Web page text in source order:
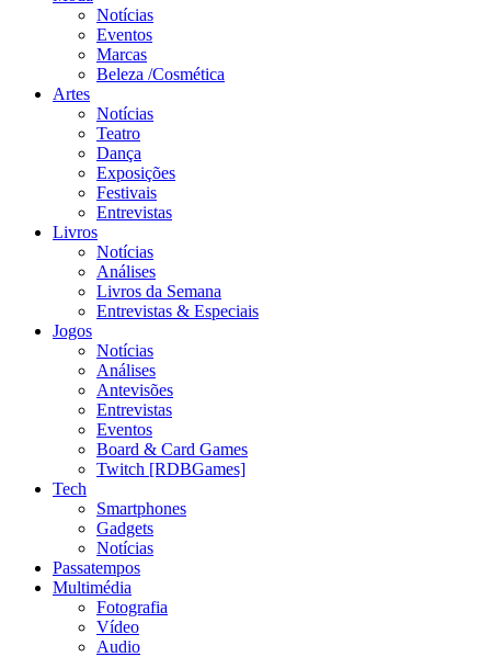
Notícias
Eventos
Marcas
Beleza /Cosmética
Artes
Notícias
Teatro
Dança
Exposições
Festivais
Entrevistas
Livros
Notícias
Análises
Livros da Semana
Entrevistas & Especiais
Jogos
Notícias
Análises
Antevisões
Entrevistas
Eventos
Board & Card Games
Twitch [RDBGames]
Tech
Smartphones
Gadgets
Notícias
Passatempos
Multimédia
Fotografia
Vídeo
Audio